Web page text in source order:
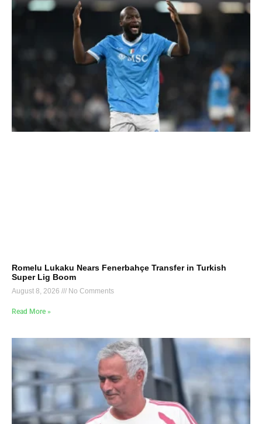
Romelu Lukaku Nears Fenerbahçe Transfer in Turkish
Super Lig Boom
August 8, 2026 No Comments
Read More »